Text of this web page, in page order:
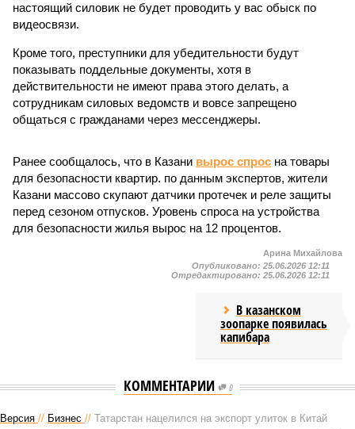
настоящий силовик не будет проводить у вас обыск по
видеосвязи.
Кроме того, преступники для убедительности будут
показывать поддельные документы, хотя в
действительности не имеют права этого делать, а
сотрудникам силовых ведомств и вовсе запрещено
общаться с гражданами через мессенджеры.
Ранее сообщалось, что в Казани вырос спрос на товары
для безопасности квартир. по данным экспертов, жители
Казани массово скупают датчики протечек и реле защиты
перед сезоном отпусков. Уровень спроса на устройства
для безопасности жилья вырос на 12 процентов.
Арина Михайлова
Опубликовано: 25.06.2026 12:11
Отредактировано: 25.06.2026 12:11
В казанском
зоопарке появилась
капибара
КОММЕНТАРИИ 0
Версия // Бизнес // Татарстан нацелился на экспорт улиток в Китай